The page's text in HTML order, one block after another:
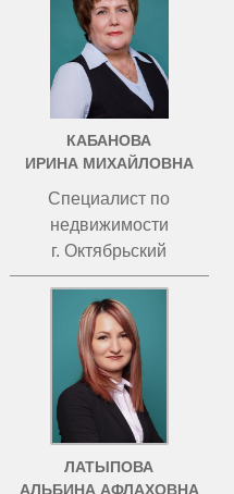
КАБАНОВА
ИРИНА МИХАЙЛОВНА
Специалист по
недвижимости
г. Октябрьский
ЛАТЫПОВА
АЛЬБИНА АФЛАХОВНА